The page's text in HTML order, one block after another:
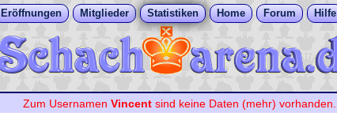
Eröffnungen Mitglieder Statistiken Home Forum Hilfe
Zum Usernamen Vincent sind keine Daten (mehr) vorhanden.